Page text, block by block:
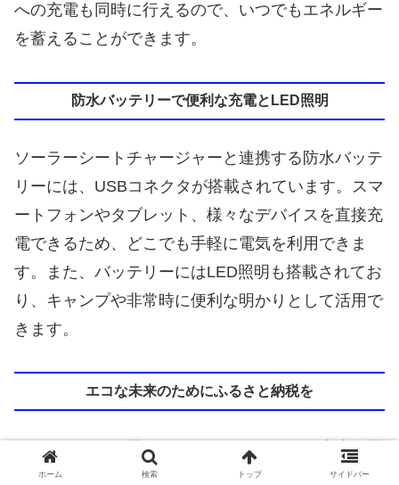
への充電も同時に行えるので、いつでもエネルギー
を蓄えることができます。
防水バッテリーで便利な充電とLED照明
ソーラーシートチャージャーと連携する防水バッテ
リーには、USBコネクタが搭載されています。スマ
ートフォンやタブレット、様々なデバイスを直接充
電できるため、どこでも手軽に電気を利用できま
す。また、バッテリーにはLED照明も搭載されてお
り、キャンプや非常時に便利な明かりとして活用で
きます。
エコな未来のためにふるさと納税を
このソーラー発電シートセットは、エコな未来に貢
献する一歩です。太陽の光を取り込み、電気を生み
ホーム 検索 トップ サイドバー